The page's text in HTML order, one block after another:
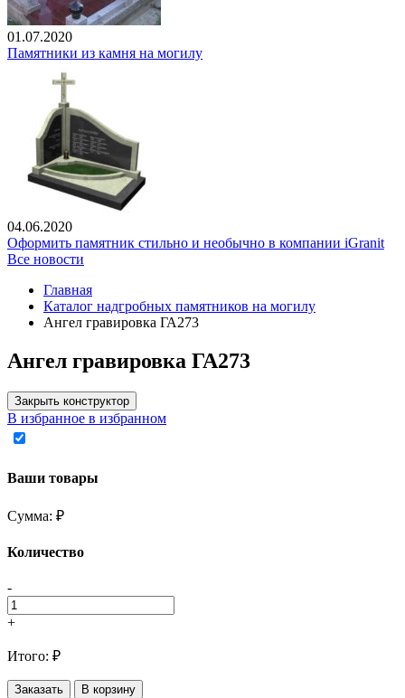
01.07.2020
Памятники из камня на могилу
04.06.2020
Оформить памятник стильно и необычно в компании iGranit
Все новости
Главная
Каталог надгробных памятников на могилу
Ангел гравировка ГА273
Ангел гравировка ГА273
Закрыть конструктор
В избранное в избранном
Ваши товары
Сумма: ₽
Количество
-
+
Итого: ₽
Заказать В корзину